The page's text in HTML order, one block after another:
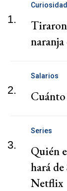
1.
Tiraron
naranja
2.
Salarios
3.
Series
Quién
hará
Netflix